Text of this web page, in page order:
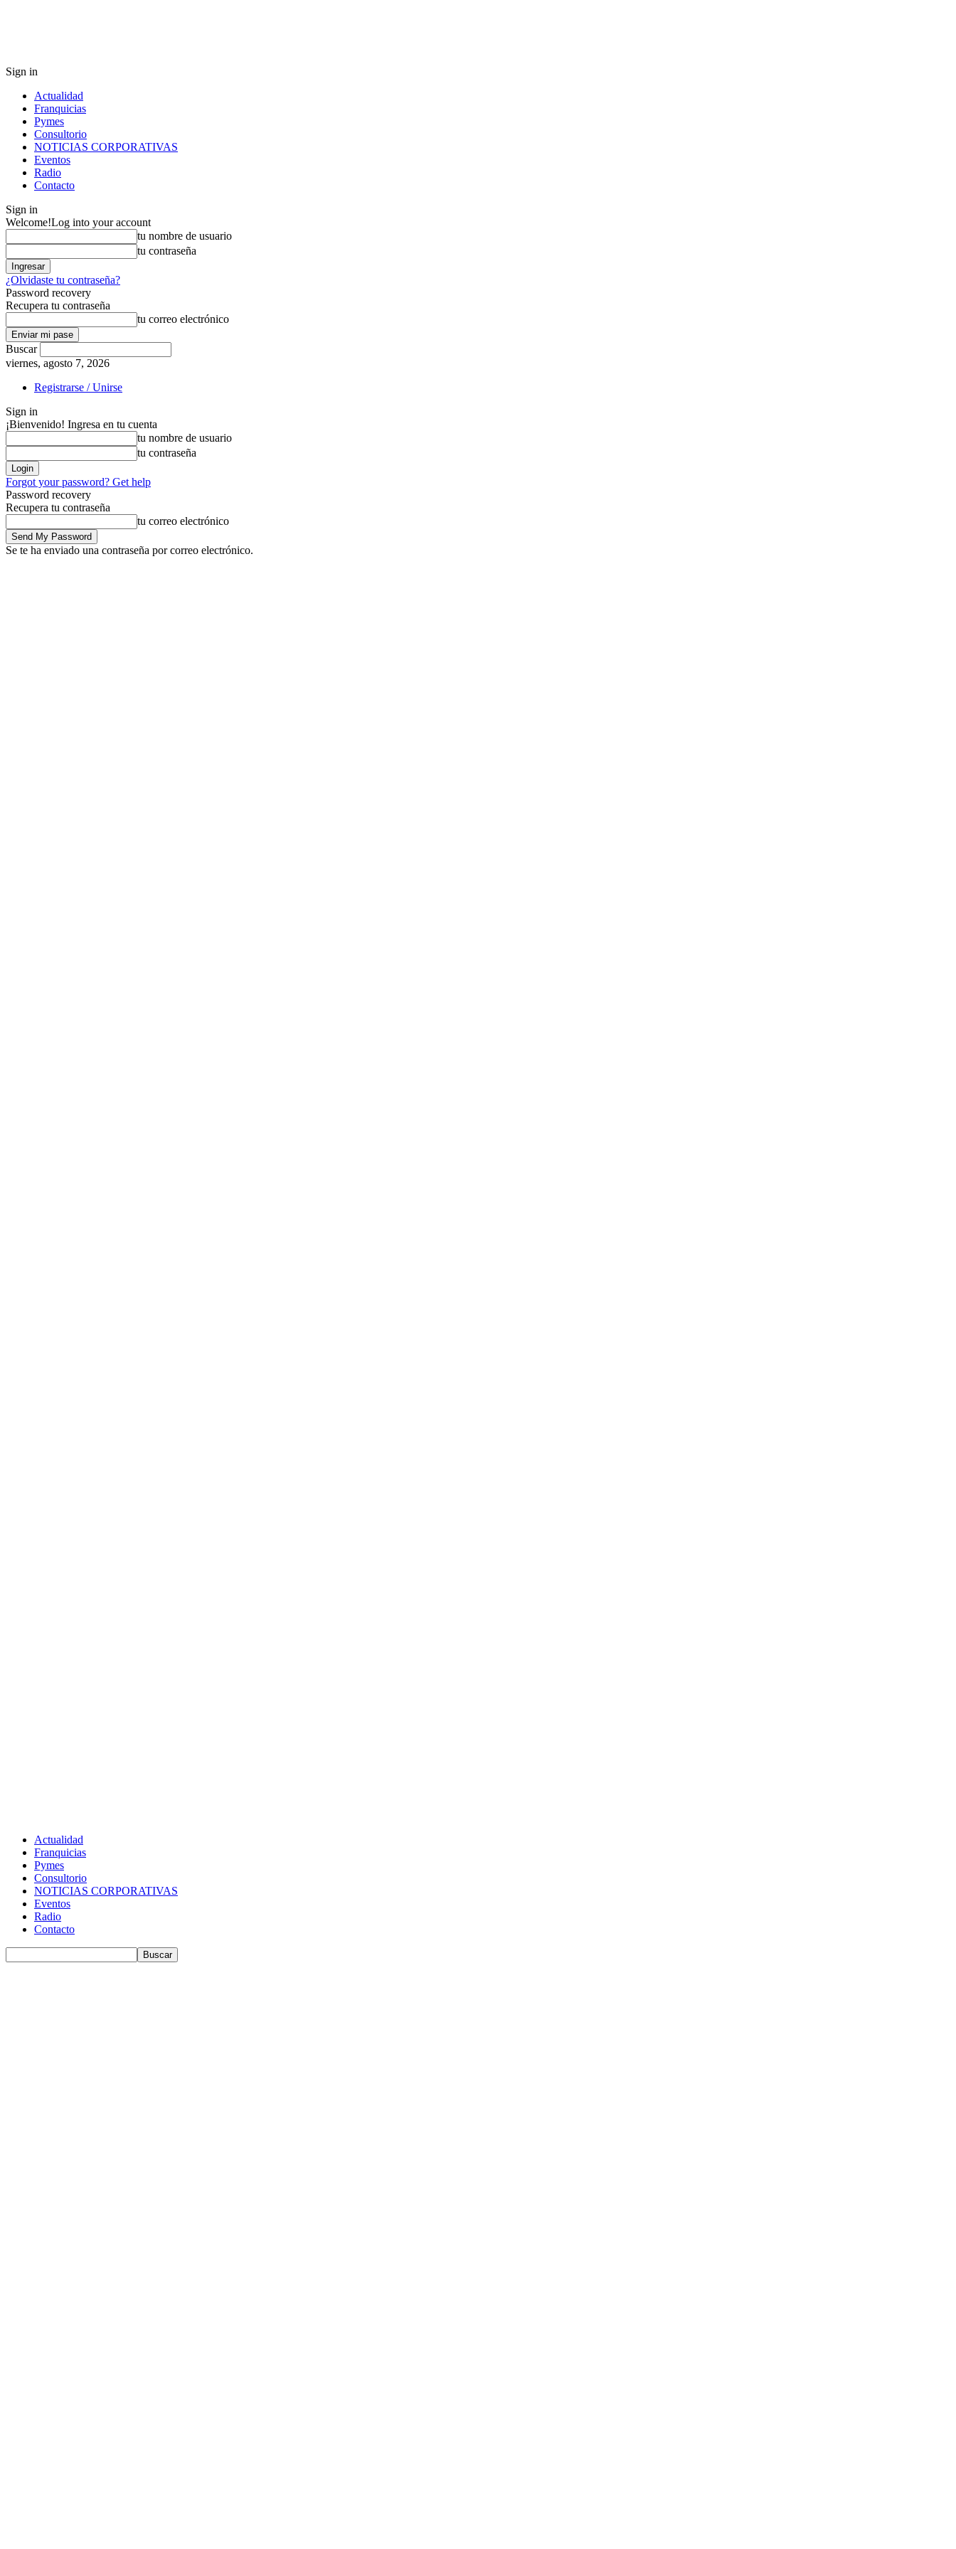
Sign in
Actualidad
Franquicias
Pymes
Consultorio
NOTICIAS CORPORATIVAS
Eventos
Radio
Contacto
Sign in
Welcome!Log into your account
tu nombre de usuario
tu contraseña
¿Olvidaste tu contraseña?
Password recovery
Recupera tu contraseña
tu correo electrónico
Buscar
viernes, agosto 7, 2026
Registrarse / Unirse
Sign in
¡Bienvenido! Ingresa en tu cuenta
tu nombre de usuario
tu contraseña
Forgot your password? Get help
Password recovery
Recupera tu contraseña
tu correo electrónico
Se te ha enviado una contraseña por correo electrónico.
Actualidad
Franquicias
Pymes
Consultorio
NOTICIAS CORPORATIVAS
Eventos
Radio
Contacto